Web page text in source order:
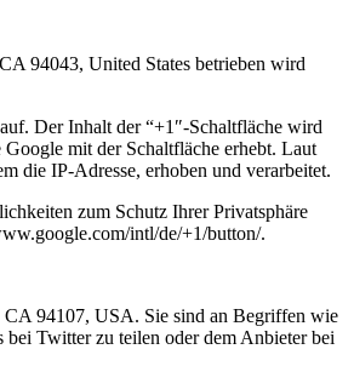
94043, United States betrieben wird
Der Inhalt der “+1″-Schaltfläche wird
mit der Schaltfläche erhebt. Laut
die IP-Adresse, erhoben und verarbeitet.
zum Schutz Ihrer Privatsphäre
intl/de/+1/button/.
CA 94107, USA. Sie sind an Begriffen wie
Twitter zu teilen oder dem Anbieter bei